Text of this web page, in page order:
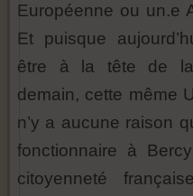
Européenne ou un.e
Et puisque
être à la tête de la
demain, cette même
n’y a aucune raison
fonctionnaire à
citoyenneté